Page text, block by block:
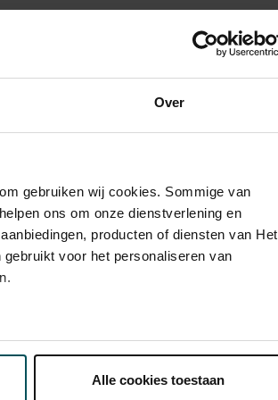
Over
gebruiken wij cookies. Sommige van
ons om onze dienstverlening en
producten of diensten van Het
voor het personaliseren van
wijzigen of intrekken.
Alle cookies toestaan